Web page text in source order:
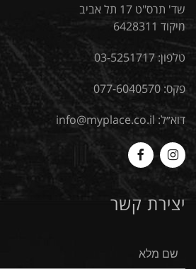
שד' תרס"ט 17 תל אביב
מיקוד 6428311
טלפון:03-5251717
פקס: 077-6040570
דוא״ל: info@myplace.co.il
Myplace
-
Instagram
MyPlace
Facebook
יצירת קשר